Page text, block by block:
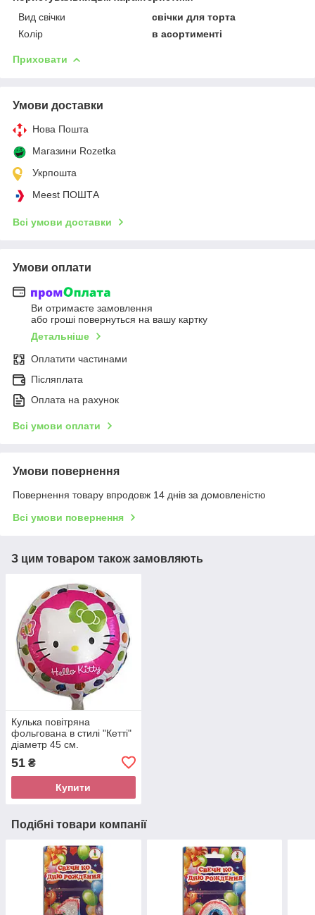
Вид свічки
свічки для торта
Колір
в асортименті
Приховати
Умови доставки
Нова Пошта
Магазини Rozetka
Укрпошта
Meest ПОШТА
Всі умови доставки
Умови оплати
Ви отримаєте замовлення
або гроші повернуться на вашу картку
Детальніше
Оплатити частинами
Післяплата
Оплата на рахунок
Всі умови оплати
Умови повернення
Повернення товару впродовж 14 днів за домовленістю
Всі умови повернення
З цим товаром також замовляють
Кулька повітряна
фольгована в стилі "Кетті"
діаметр 45 см.
51 ₴
Купити
Подібні товари компанії